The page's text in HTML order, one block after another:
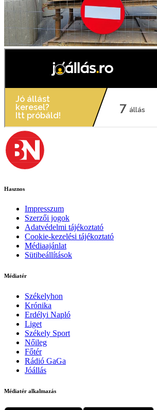
Hasznos
Impresszum
Szerzői jogok
Adatvédelmi tájékoztató
Cookie-kezelési tájékoztató
Médiaajánlat
Sütibeállítások
Médiatér
Székelyhon
Krónika
Erdélyi Napló
Liget
Székely Sport
Nőileg
Főtér
Rádió GaGa
Jóállás
Médiatér alkalmazás